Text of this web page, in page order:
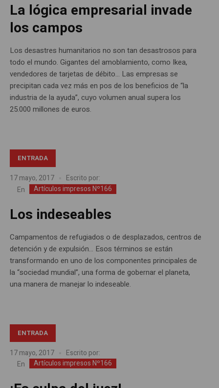
La lógica empresarial invade
los campos
Los desastres humanitarios no son tan desastrosos para
todo el mundo. Gigantes del amoblamiento, como Ikea,
vendedores de tarjetas de débito… Las empresas se
precipitan cada vez más en pos de los beneficios de “la
industria de la ayuda”, cuyo volumen anual supera los
25.000 millones de euros.
ENTRADA
17 mayo, 2017
Escrito por:
En
Artículos impresos Nº166
Los indeseables
Campamentos de refugiados o de desplazados, centros de
detención y de expulsión… Esos términos se están
transformando en uno de los componentes principales de
la “sociedad mundial”, una forma de gobernar el planeta,
una manera de manejar lo indeseable.
ENTRADA
17 mayo, 2017
Escrito por:
En
Artículos impresos Nº166